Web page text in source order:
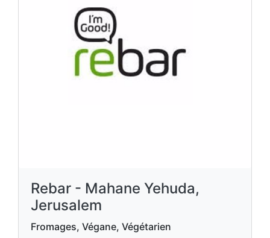
Rebar - Mahane Yehuda,
Jerusalem
Fromages, Végane, Végétarien